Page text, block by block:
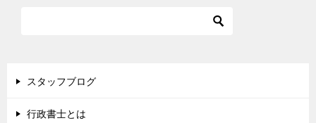
スタッフブログ
行政書士とは